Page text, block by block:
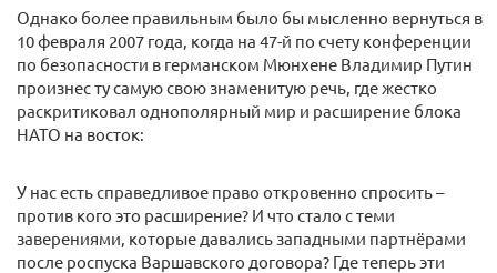
Однако более правильным было бы мысленно вернуться в
10 февраля 2007 года, когда на 47-й по счету конференции
по безопасности в германском Мюнхене Владимир Путин
произнес ту самую свою знаменитую речь, где жестко
раскритиковал однополярный мир и расширение блока
НАТО на восток:
У нас есть справедливое право откровенно спросить –
против кого это расширение? И что стало с теми
заверениями, которые давались западными партнёрами
после роспуска Варшавского договора? Где теперь эти